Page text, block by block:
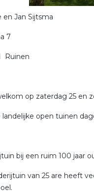
en Jan Sijtsma
7
Ruinen
op zaterdag 25 en
landelijke open tuinen
bij een ruim 100 jaar
van 25 are heeft